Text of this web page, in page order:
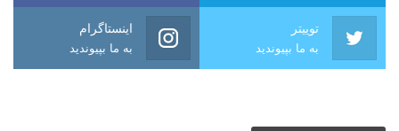
توییتر
به ما بپیوندید
اینستاگرام
به ما بپیوندید